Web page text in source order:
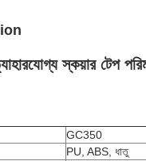
স্কয়ার টেপ
GC350
PU, ABS, ধাতু